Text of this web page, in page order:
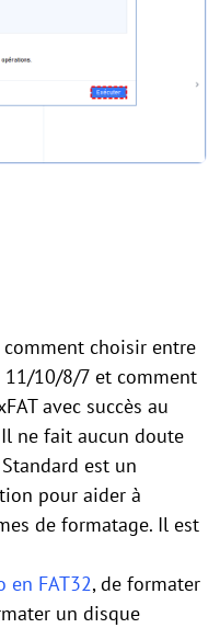
choisir entre
11/10/8/7 et comment
avec succès au
ne fait aucun doute
est un
pour aider à
de formatage. Il est
en FAT32, de formater
un disque